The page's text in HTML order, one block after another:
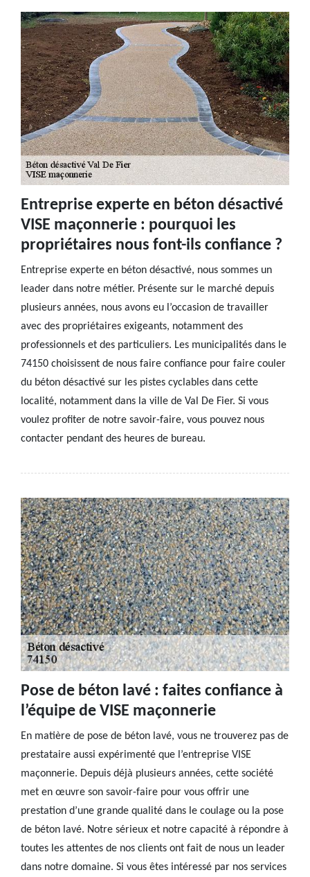
Entreprise experte en béton désactivé
VISE maçonnerie : pourquoi les
propriétaires nous font-ils confiance ?
Entreprise experte en béton désactivé, nous sommes un
leader dans notre métier. Présente sur le marché depuis
plusieurs années, nous avons eu l’occasion de travailler
avec des propriétaires exigeants, notamment des
professionnels et des particuliers. Les municipalités dans le
74150 choisissent de nous faire confiance pour faire couler
du béton désactivé sur les pistes cyclables dans cette
localité, notamment dans la ville de Val De Fier. Si vous
voulez profiter de notre savoir-faire, vous pouvez nous
contacter pendant des heures de bureau.
Pose de béton lavé : faites confiance à
l’équipe de VISE maçonnerie
En matière de pose de béton lavé, vous ne trouverez pas de
prestataire aussi expérimenté que l’entreprise VISE
maçonnerie. Depuis déjà plusieurs années, cette société
met en œuvre son savoir-faire pour vous offrir une
prestation d’une grande qualité dans le coulage ou la pose
de béton lavé. Notre sérieux et notre capacité à répondre à
toutes les attentes de nos clients ont fait de nous un leader
dans notre domaine. Si vous êtes intéressé par nos services